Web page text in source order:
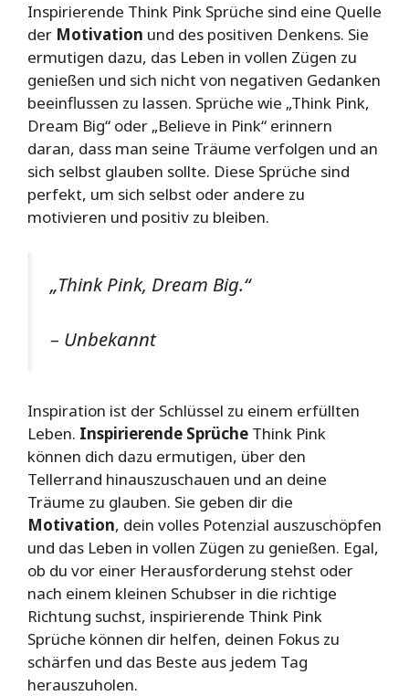
Inspirierende Think Pink Sprüche sind eine Quelle
der Motivation und des positiven Denkens. Sie
ermutigen dazu, das Leben in vollen Zügen zu
genießen und sich nicht von negativen Gedanken
beeinflussen zu lassen. Sprüche wie „Think Pink,
Dream Big“ oder „Believe in Pink“ erinnern
daran, dass man seine Träume verfolgen und an
sich selbst glauben sollte. Diese Sprüche sind
perfekt, um sich selbst oder andere zu
motivieren und positiv zu bleiben.
„Think Pink, Dream Big.“
– Unbekannt
Inspiration ist der Schlüssel zu einem erfüllten
Leben. Inspirierende Sprüche Think Pink
können dich dazu ermutigen, über den
Tellerrand hinauszuschauen und an deine
Träume zu glauben. Sie geben dir die
Motivation, dein volles Potenzial auszuschöpfen
und das Leben in vollen Zügen zu genießen. Egal,
ob du vor einer Herausforderung stehst oder
nach einem kleinen Schubser in die richtige
Richtung suchst, inspirierende Think Pink
Sprüche können dir helfen, deinen Fokus zu
schärfen und das Beste aus jedem Tag
herauszuholen.